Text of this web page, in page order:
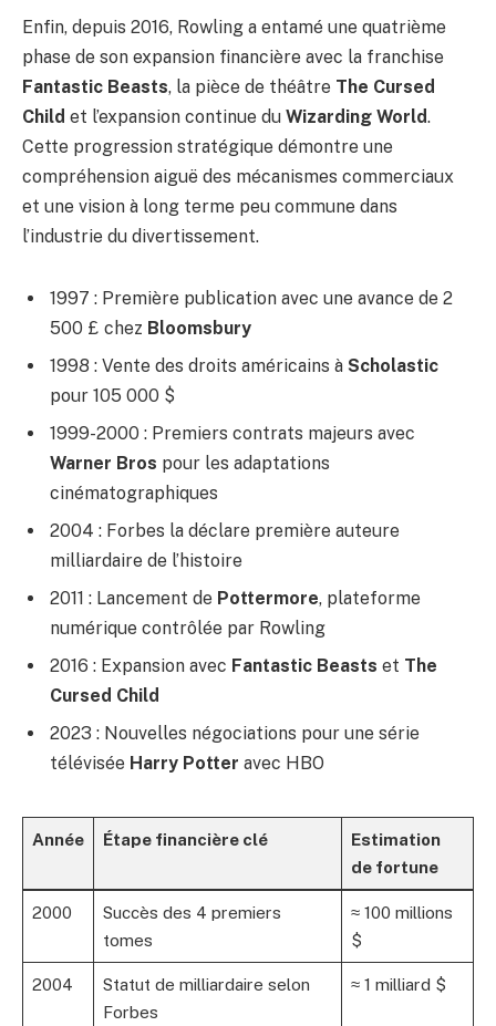
Enfin, depuis 2016, Rowling a entamé une quatrième
phase de son expansion financière avec la franchise
Fantastic Beasts, la pièce de théâtre The Cursed
Child et l’expansion continue du Wizarding World.
Cette progression stratégique démontre une
compréhension aiguë des mécanismes commerciaux
et une vision à long terme peu commune dans
l’industrie du divertissement.
1997 : Première publication avec une avance de 2
500 £ chez Bloomsbury
1998 : Vente des droits américains à Scholastic
pour 105 000 $
1999-2000 : Premiers contrats majeurs avec
Warner Bros pour les adaptations
cinématographiques
2004 : Forbes la déclare première auteure
milliardaire de l’histoire
2011 : Lancement de Pottermore, plateforme
numérique contrôlée par Rowling
2016 : Expansion avec Fantastic Beasts et The
Cursed Child
2023 : Nouvelles négociations pour une série
télévisée Harry Potter avec HBO
Année Étape financière clé
Estimation
de fortune
2000
Succès des 4 premiers
tomes
≈ 100 millions
$
2004
Statut de milliardaire selon
Forbes
≈ 1 milliard $